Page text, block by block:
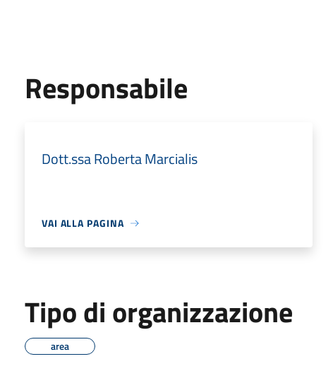
Responsabile
Dott.ssa Roberta Marcialis
VAI ALLA PAGINA
Tipo di organizzazione
area